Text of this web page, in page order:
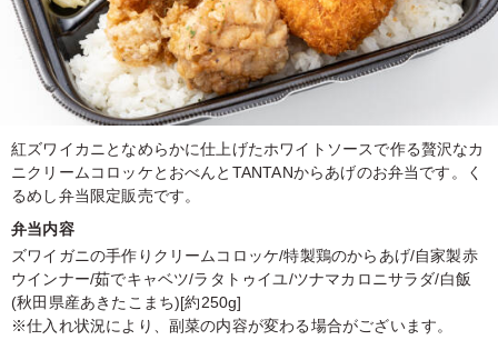
紅ズワイカニとなめらかに仕上げたホワイトソースで作る贅沢なカ
ニクリームコロッケとおべんとTANTANからあげのお弁当です。く
るめし弁当限定販売です。
弁当内容
ズワイガニの手作りクリームコロッケ/特製鶏のからあげ/自家製赤
ウインナー/茹でキャベツ/ラタトゥイユ/ツナマカロニサラダ/白飯
(秋田県産あきたこまち)[約250g]
※仕入れ状況により、副菜の内容が変わる場合がございます。